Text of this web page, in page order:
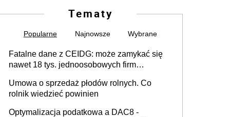
Tematy
Popularne Najnowsze Wybrane
Fatalne dane z CEIDG: może zamykać się
nawet 18 tys. jednoosobowych firm
Umowa o sprzedaż płodów rolnych. Co
rolnik wiedzieć powinien
Optymalizacja podatkowa a DAC8 -